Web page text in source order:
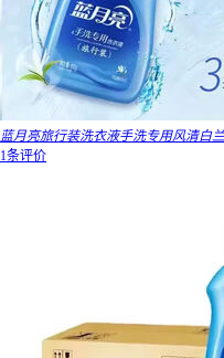
蓝月亮旅行装洗衣液手洗专用风清白
1条评价